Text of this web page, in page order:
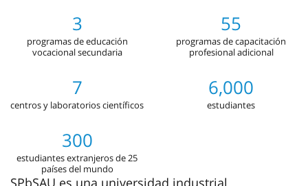
3
programas de educación
vocacional secundaria
55
programas de capacitación
profesional adicional
7
centros y laboratorios científicos
6,000
estudiantes
300
estudiantes extranjeros de 25
países del mundo
SPbSAU es una universidad industrial